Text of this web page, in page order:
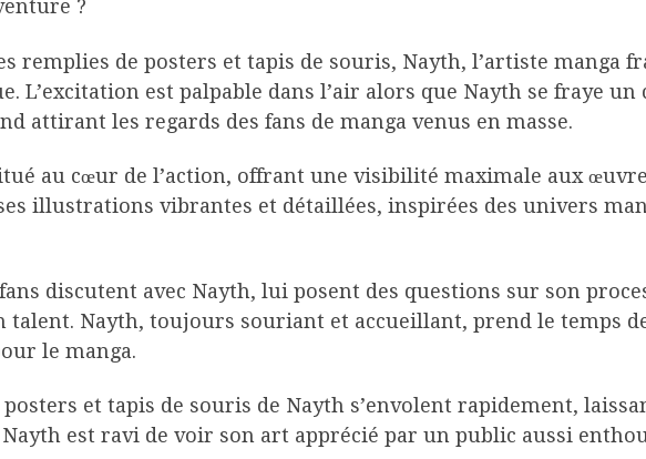
?
remplies de posters et tapis de souris, Nayth, l’artiste manga
L’excitation est palpable dans l’air alors que Nayth se fraye
attirant les regards des fans de manga venus en masse.
au cœur de l’action, offrant une visibilité maximale aux
illustrations vibrantes et détaillées, inspirées des univers
discutent avec Nayth, lui posent des questions sur son
Nayth, toujours souriant et accueillant, prend le temps
le manga.
et tapis de souris de Nayth s’envolent rapidement,
Nayth est ravi de voir son art apprécié par un public aussi